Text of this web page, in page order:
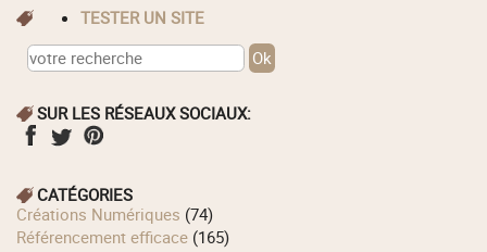
TESTER UN SITE
SUR LES RÉSEAUX SOCIAUX:
CATÉGORIES
Créations Numériques (74)
Référencement efficace (165)